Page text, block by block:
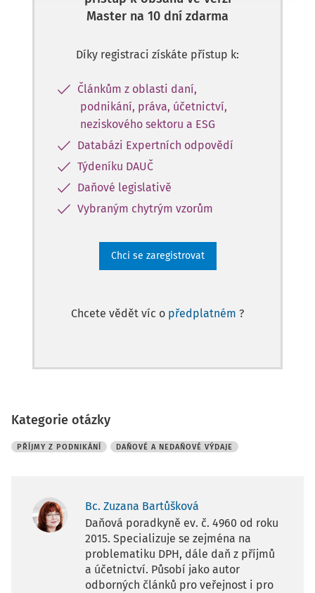
Master na 10 dní zdarma
Díky registraci získáte přístup k:
Článkům z oblasti daní,
podnikání, práva, účetnictví,
neziskového sektoru a ESG
Databázi Expertních odpovědí
Týdeníku DAUČ
Daňové legislativě
Vybraným chytrým vzorům
Chci se zaregistrovat
Chcete vědět víc o předplatném ?
Kategorie otázky
PŘÍJMY Z PODNIKÁNÍ DAŇOVÉ A NEDAŇOVÉ VÝDAJE
Bc. Zuzana Bartůšková
Daňová poradkyně ev. č. 4960 od roku
2015. Specializuje se zejména na
problematiku DPH, dále daň z příjmů
a účetnictví. Působí jako autor
odborných článků pro veřejnost i pro